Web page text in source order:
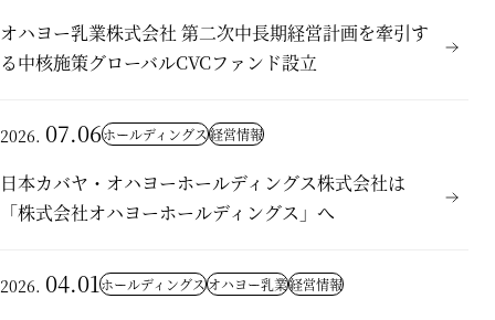
オハヨー乳業株式会社 第二次中長期経営計画を牽引す
る中核施策グローバルCVCファンド設立
2026. 07.06ホールディングス経営情報
日本カバヤ・オハヨーホールディングス株式会社は
「株式会社オハヨーホールディングス」へ
2026. 04.01ホールディングスオハヨー乳業経営情報